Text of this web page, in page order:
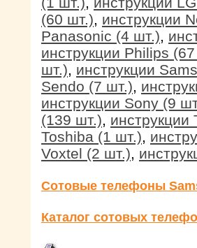
(60 шт.), инструкции
Panasonic (4 шт.),
инструкции Philips
шт.), инструкции
Sendo (7 шт.),
инструкции Sony (9
(139 шт.), инструкции
Toshiba (1 шт.),
Voxtel (2 шт.),
Сотовые телефоны
Каталог сотовых